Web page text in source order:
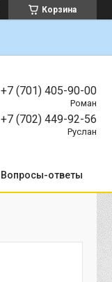
Корзина
+7 (701) 405-90-00
Роман
+7 (702) 449-92-56
Руслан
Вопросы-ответы